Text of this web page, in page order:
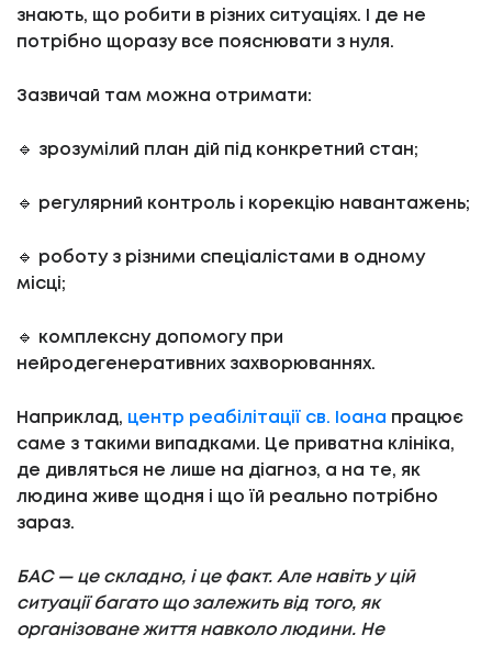
знають, що робити в різних ситуаціях. І де не
потрібно щоразу все пояснювати з нуля.
Зазвичай там можна отримати:
🔹 зрозумілий план дій під конкретний стан;
🔹 регулярний контроль і корекцію навантажень;
🔹 роботу з різними спеціалістами в одному
місці;
🔹 комплексну допомогу при
нейродегенеративних захворюваннях.
Наприклад, центр реабілітації св. Іоана працює
саме з такими випадками. Це приватна клініка,
де дивляться не лише на діагноз, а на те, як
людина живе щодня і що їй реально потрібно
зараз.
БАС — це складно, і це факт. Але навіть у цій
ситуації багато що залежить від того, як
організоване життя навколо людини. Не